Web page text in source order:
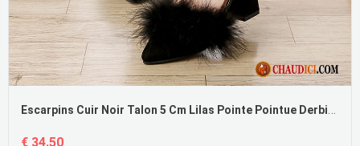
Escarpins Cuir Noir Talon 5 Cm Lilas Pointe Pointue Derbies Escarpins Femme Talons Minces Pas Cher
€ 34.50